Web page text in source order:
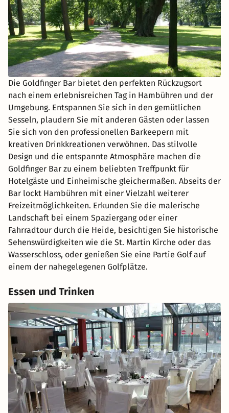
Die Goldfinger Bar bietet den perfekten Rückzugsort
nach einem erlebnisreichen Tag in Hambühren und der
Umgebung. Entspannen Sie sich in den gemütlichen
Sesseln, plaudern Sie mit anderen Gästen oder lassen
Sie sich von den professionellen Barkeepern mit
kreativen Drinkkreationen verwöhnen. Das stilvolle
Design und die entspannte Atmosphäre machen die
Goldfinger Bar zu einem beliebten Treffpunkt für
Hotelgäste und Einheimische gleichermaßen. Abseits der
Bar lockt Hambühren mit einer Vielzahl weiterer
Freizeitmöglichkeiten. Erkunden Sie die malerische
Landschaft bei einem Spaziergang oder einer
Fahrradtour durch die Heide, besichtigen Sie historische
Sehenswürdigkeiten wie die St. Martin Kirche oder das
Wasserschloss, oder genießen Sie eine Partie Golf auf
einem der nahegelegenen Golfplätze.
Essen und Trinken